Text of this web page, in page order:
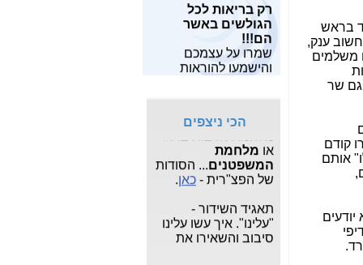
בראש
ענק,
משלמים
שר
קודם
אותם
מאות מחקרים
מצוייםכאן.
מחפש תוכנות
חופשיות? תוכל
למצואמשחקים
לצילום ותמונות, הכל
בחינם.
מעוניין לבנות ולתפעל
אתר אישי או עסקי
הגולשים באשר
הם!!!
שמרו על עצמכם
והישמעו להוראות
פיקוד העורף!!
הכי ניצפים
שלו?-כאן
פרשת "
הסודי ": עדכונים
שוטפים על פרשת
צא"פ -כאן.
מלחמת חרבות ברזל
או מלחמת
המשפטנים
של הפצ"רית - כאן.
"עלינו". איך עשו עלינו
סיבוב והשאירו את
אגרת הטלוויזיה - כאן